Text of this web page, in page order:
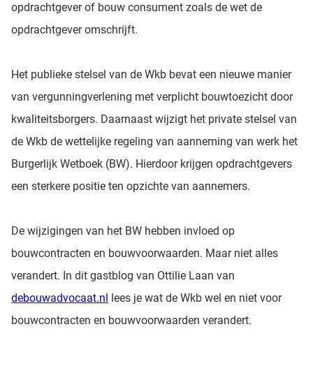
Platform
Prijzen
Kennisbank
opdrachtgever of bouw consument zoals de wet de
opdrachtgever omschrijft.
Het publieke stelsel van de Wkb bevat een nieuwe manier
van vergunningverlening met verplicht bouwtoezicht door
kwaliteitsborgers. Daarnaast wijzigt het private stelsel van
de Wkb de wettelijke regeling van aanneming van werk het
Burgerlijk Wetboek (BW). Hierdoor krijgen opdrachtgevers
een sterkere positie ten opzichte van aannemers.
De wijzigingen van het BW hebben invloed op
bouwcontracten en bouwvoorwaarden. Maar niet alles
verandert. In dit gastblog van Ottilie Laan van
debouwadvocaat.nl
lees je wat de Wkb wel en niet voor
bouwcontracten en bouwvoorwaarden verandert.